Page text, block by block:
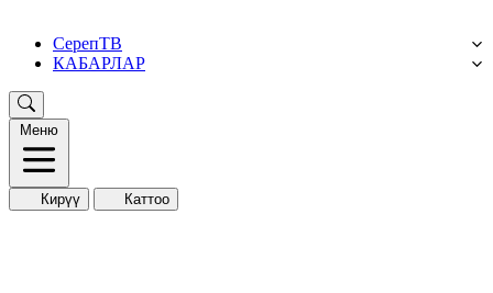
СерепТВ
КАБАРЛАР
Меню
Кирүү Каттоо